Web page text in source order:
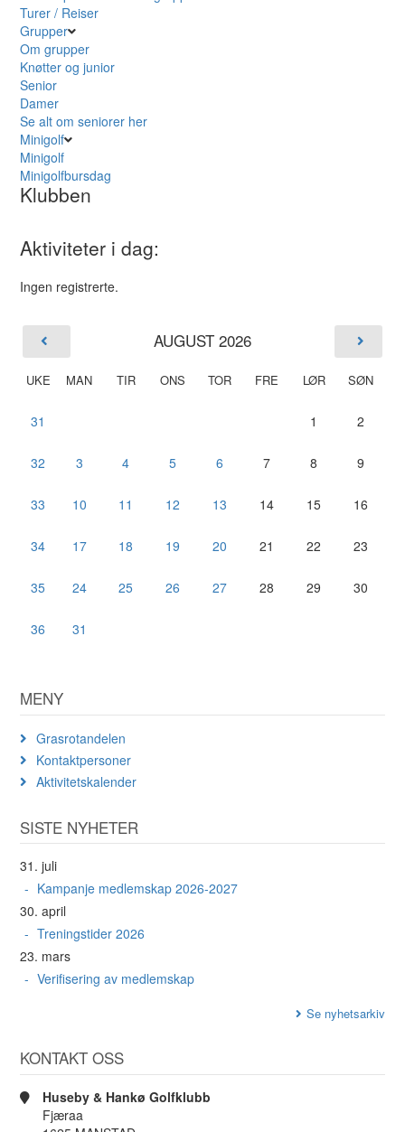
Turer / Reiser
Grupper
Om grupper
Knøtter og junior
Senior
Damer
Se alt om seniorer her
Minigolf
Minigolf
Minigolfbursdag
Klubben
Aktiviteter i dag:
Ingen registrerte.
AUGUST 2026
UKE MAN TIR ONS TOR FRE LØR SØN
31 1 2
32 3 4 5 6 7 8 9
33 10 11 12 13 14 15 16
34 17 18 19 20 21 22 23
35 24 25 26 27 28 29 30
36 31
MENY
Grasrotandelen
Kontaktpersoner
Aktivitetskalender
SISTE NYHETER
31. juli
Kampanje medlemskap 2026-2027
30. april
Treningstider 2026
23. mars
Verifisering av medlemskap
Se nyhetsarkiv
KONTAKT OSS
Huseby & Hankø Golfklubb
Fjæraa